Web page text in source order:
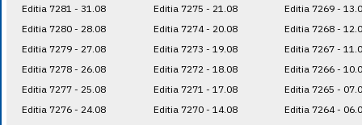
Editia 7281 - 31.08
Editia 7280 - 28.08
Editia 7279 - 27.08
Editia 7278 - 26.08
Editia 7277 - 25.08
Editia 7276 - 24.08
Editia 7275 - 21.08
Editia 7274 - 20.08
Editia 7273 - 19.08
Editia 7272 - 18.08
Editia 7271 - 17.08
Editia 7270 - 14.08
Editia 7269 -
Editia 7268 -
Editia 7267 -
Editia 7266 -
Editia 7265 -
Editia 7264 -